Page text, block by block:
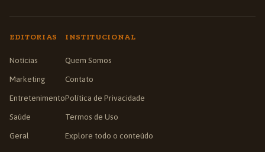
EDITORIAS
Notícias
Marketing
Entretenimento
Saúde
Geral
INSTITUCIONAL
Quem Somos
Contato
Política de Privacidade
Termos de Uso
Explore todo o conteúdo